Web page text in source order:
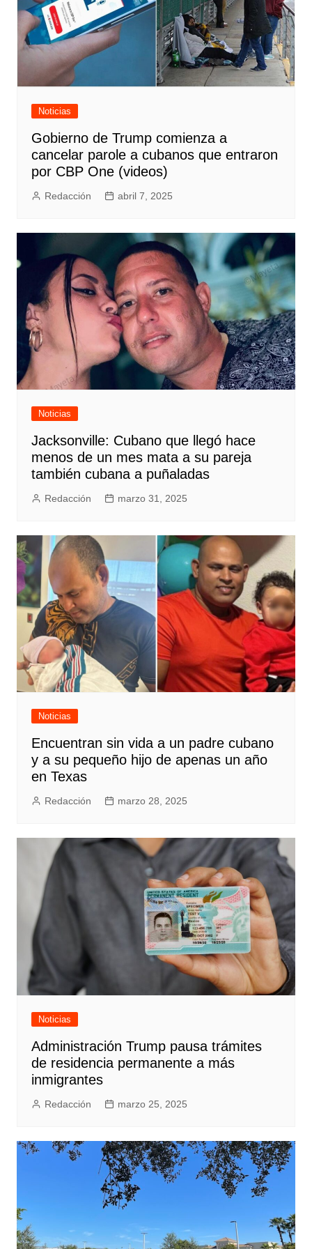
Noticias
Gobierno de Trump comienza a
cancelar parole a cubanos que entraron
por CBP One (videos)
Redacción abril 7, 2025
Noticias
Jacksonville: Cubano que llegó hace
menos de un mes mata a su pareja
también cubana a puñaladas
Redacción marzo 31, 2025
Noticias
Encuentran sin vida a un padre cubano
y a su pequeño hijo de apenas un año
en Texas
Redacción marzo 28, 2025
Noticias
Administración Trump pausa trámites
de residencia permanente a más
inmigrantes
Redacción marzo 25, 2025